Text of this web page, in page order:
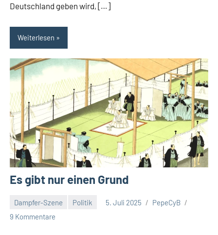
Deutschland geben wird, […]
Weiterlesen
Es gibt nur einen Grund
Dampfer-Szene Politik 5. Juli 2025
PepeCyB
9 Kommentare